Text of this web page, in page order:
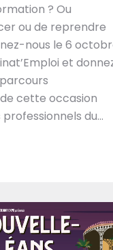
? Ou
ou de reprendre
nous le 6
et
cette occasion
du…